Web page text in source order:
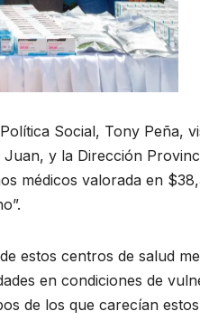
Social, Tony Peña,
y la Dirección
médicos valorada en
estos centros de salud
en condiciones de
de los que carecían